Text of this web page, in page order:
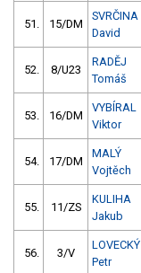
51. 15/DM
SVRČINA
David
52. 8/U23
RADĚJ
Tomáš
53. 16/DM
VYBÍRAL
Viktor
54. 17/DM
MALÝ
Vojtěch
55. 11/ZS
KULIHA
Jakub
56. 3/V
LOVECKÝ
Petr